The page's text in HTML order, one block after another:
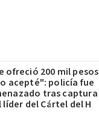
ofreció 200 mil pesos
acepté": policía fue
tras captura
líder del Cártel del H